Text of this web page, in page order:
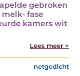
gebroken
fase
kamers wit
Lees meer >
netgedicht